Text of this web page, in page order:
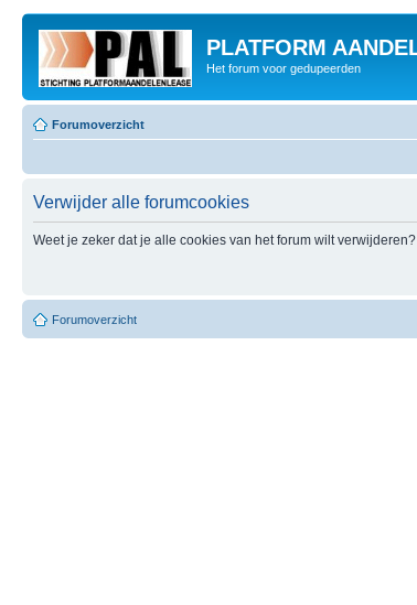
PLATFORM
Het forum voor gedupeerden
Forumoverzicht
Verwijder alle forumcookies
Weet je zeker dat je alle cookies van het forum wilt verwijderen?
Forumoverzicht